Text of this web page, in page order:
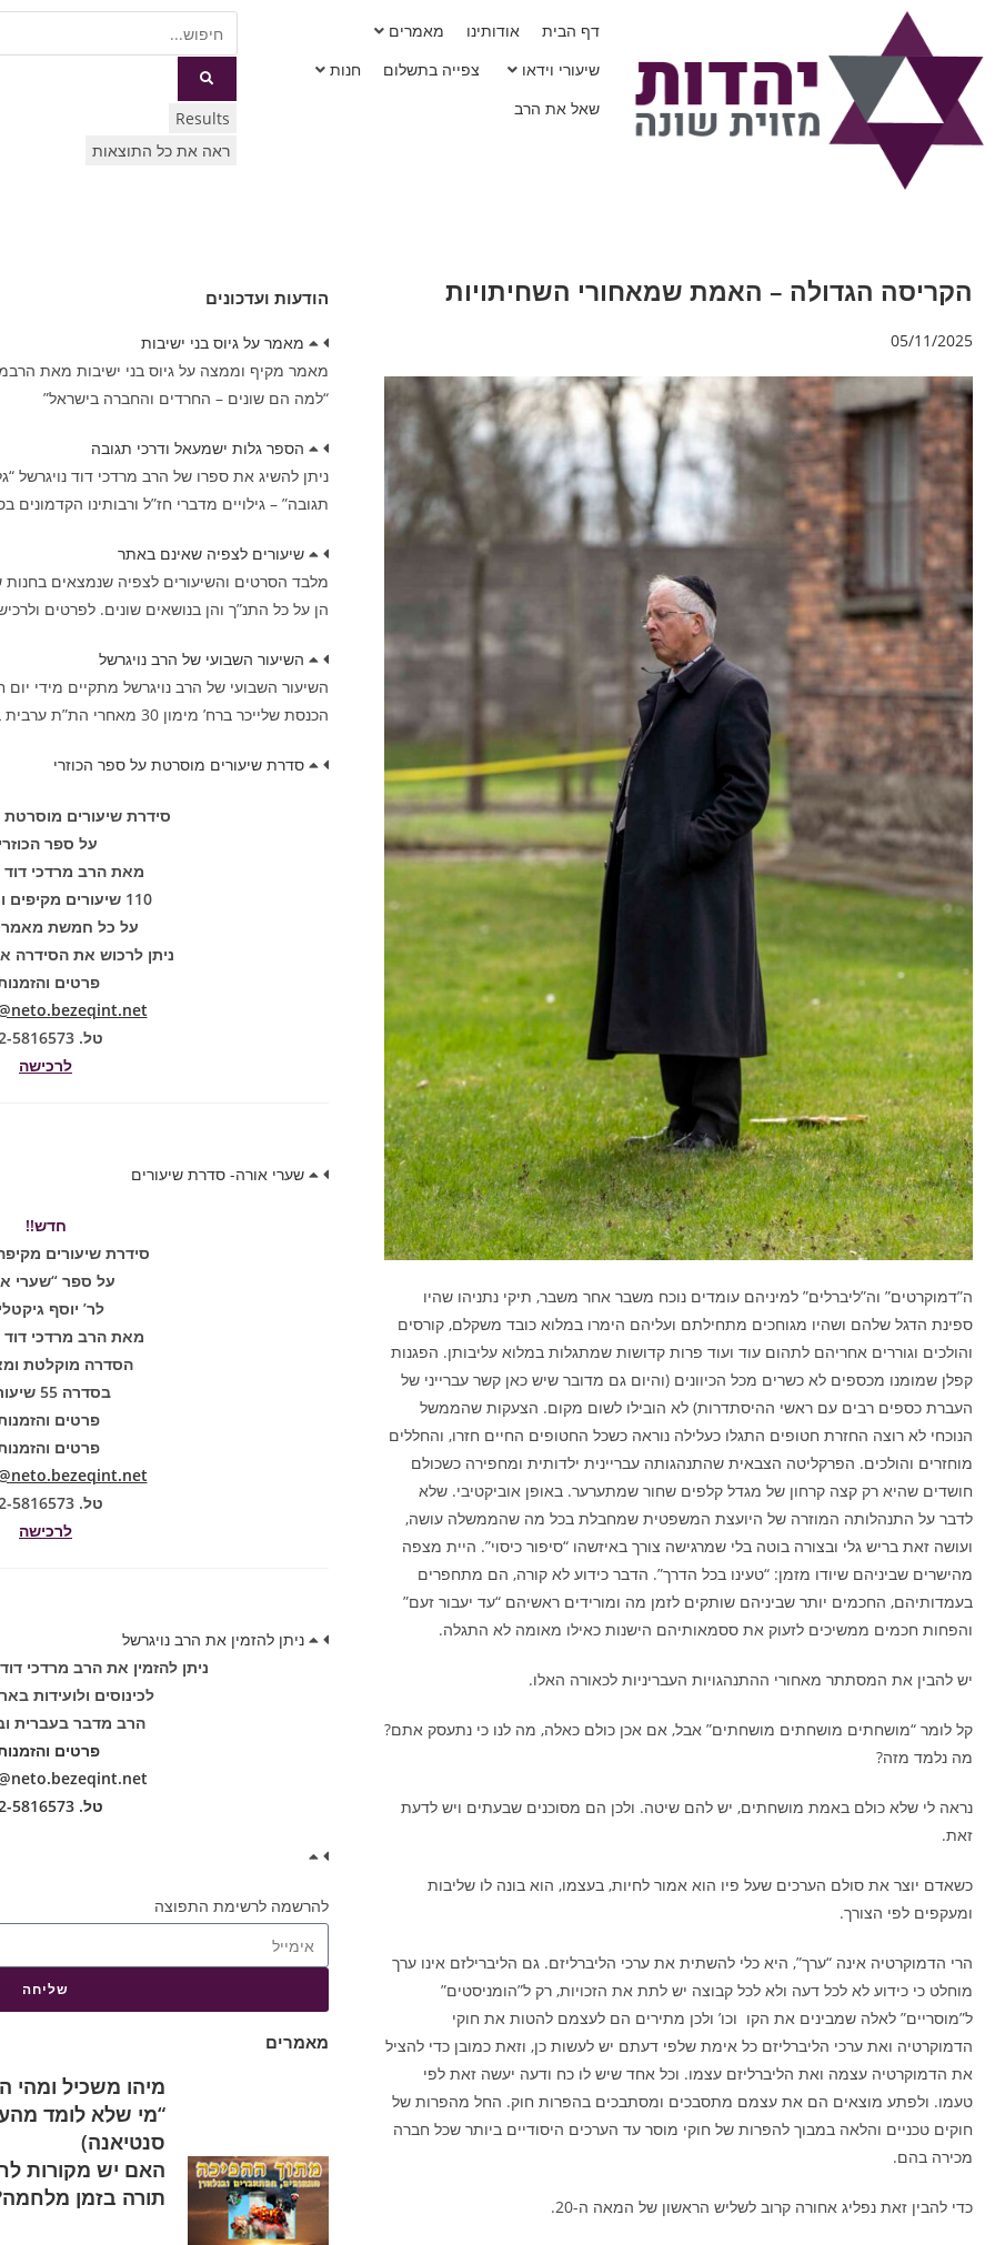
דף הבית אודותינו
מאמרים
שיעורי וידאו
צפייה בתשלום
חנות
שאל את הרב
Results
ראה את כל התוצאות
הקריסה הגדולה – האמת שמאחורי השחיתויות
05/11/2025
ה”דמוקרטים” וה”ליברלים” למיניהם עומדים נוכח משבר אחר משבר, תיקי נתניהו שהיו
ספינת הדגל שלהם ושהיו מגוחכים מתחילתם ועליהם הימרו במלוא כובד משקלם, קורסים
והולכים וגוררים אחריהם לתהום עוד ועוד פרות קדושות שמתגלות במלוא עליבותן. הפגנות
קפלן שמומנו מכספים לא כשרים מכל הכיוונים (והיום גם מדובר שיש כאן קשר עברייני של
העברת כספים רבים עם ראשי ההיסתדרות) לא הובילו לשום מקום. הצעקות שהממשל
הנוכחי לא רוצה החזרת חטופים התגלו כעלילה נוראה כשכל החטופים החיים חזרו, והחללים
מוחזרים והולכים. הפרקליטה הצבאית שהתנהגותה עבריינית ילדותית ומחפירה כשכולם
חושדים שהיא רק קצה קרחון של מגדל קלפים שחור שמתערער. באופן אוביקטיבי. שלא
לדבר על התנהלותה המוזרה של היועצת המשפטית שמחבלת בכל מה שהממשלה עושה,
ועושה זאת בריש גלי ובצורה בוטה בלי שמרגישה צורך באיזשהו “סיפור כיסוי”. היית מצפה
מהישרים שביניהם שיודו מזמן: “טעינו בכל הדרך”. הדבר כידוע לא קורה, הם מתחפרים
בעמדותיהם, החכמים יותר שביניהם שותקים לזמן מה ומורידים ראשיהם “עד יעבור זעם”
והפחות חכמים ממשיכים לזעוק את ססמאותיהם הישנות כאילו מאומה לא התגלה.
יש להבין את המסתתר מאחורי ההתנהגויות העבריניות לכאורה האלו.
קל לומר “מושחתים מושחתים מושחתים” אבל, אם אכן כולם כאלה, מה לנו כי נתעסק אתם?
מה נלמד מזה?
נראה לי שלא כולם באמת מושחתים, יש להם שיטה. ולכן הם מסוכנים שבעתים ויש לדעת
זאת.
כשאדם יוצר את סולם הערכים שעל פיו הוא אמור לחיות, בעצמו, הוא בונה לו שליבות
ומעקפים לפי הצורך.
הרי הדמוקרטיה אינה “ערך”, היא כלי להשתית את ערכי הליברליזם. גם הליברילזם אינו ערך
מוחלט כי כידוע לא לכל דעה ולא לכל קבוצה יש לתת את הזכויות, רק ל”הומניסטים”
ל”מוסריים” לאלה שמבינים את הקו וכו’ ולכן מתירים הם לעצמם להטות את חוקי
הדמוקרטיה ואת ערכי הליברליזם כל אימת שלפי דעתם יש לעשות כן, וזאת כמובן כדי להציל
את הדמוקרטיה עצמה ואת הליברליזם עצמו. וכל אחד שיש לו כח ודעה יעשה זאת לפי
טעמו. ולפתע מוצאים הם את עצמם מתסבכים ומסתבכים בהפרות חוק. החל מהפרות של
חוקים טכניים והלאה במבוך להפרות של חוקי מוסר עד הערכים היסודיים ביותר שכל חברה
מכירה בהם.
כדי להבין זאת נפליג אחורה קרוב לשליש הראשון של המאה ה-20.
הודעות ועדכונים
מאמר על גיוס בני ישיבות
מאמר מקיף וממצה על גיוס בני ישיבות מאת
“למה הם שונים – החרדים והחברה בישראל”
הספר גלות ישמעאל ודרכי תגובה
ניתן להשיג את ספרו של הרב מרדכי דוד נויגרשל
תגובה” – גילויים מדברי חז”ל ורבותינו הקדמונים
שיעורים לצפיה שאינם באתר
מלבד הסרטים והשיעורים לצפיה שנמצאים בחנות
הן על כל התנ”ך והן בנושאים שונים. לפרטים ולרכישה נא
השיעור השבועי של הרב נויגרשל
הכנסת שלייכר ברח’ מימון 30 מאחרי הת”ת ערבית בשעה 21:45
סדרת שיעורים מוסרטת על ספר הכוזרי
סידרת שיעורים מוסרטת
על ספר
מאת הרב מרדכי דוד
110 שיעורים מקיפים ומפורטים
על כל חמשת
ניתן לרכוש את הסידרה
פרטים
טל. 02-5816573
לרכישה
שערי אורה- סדרת שיעורים
חדש!!
סידרת שיעורים
על ספר “שערי
לר’ יוסף
מאת הרב מרדכי דוד
הסדרה מוקלטת
בסדרה 55 שיעורים
פרטים
פרטים
טל. 02-5816573
לרכישה
ניתן להזמין את הרב נויגרשל
ניתן להזמין את הרב מרדכי
לכינוסים ולועידות
הרב מדבר בעברית
פרטים
טל. 02-5816573
להרשמה לרשימת התפוצה
שליחה
מאמרים
מיהו משכיל ומהי
“מי שלא לומד
סנטיאנה)
האם יש מקורות
תורה בזמן